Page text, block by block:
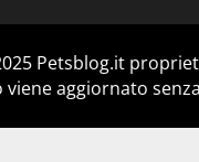
Petsblog.it
viene aggiornato